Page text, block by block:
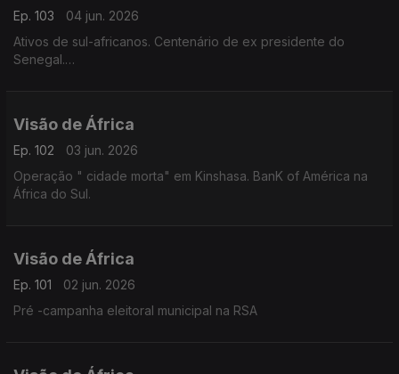
Ep. 103
04 jun. 2026
Ativos de sul-africanos. Centenário de ex presidente do
Senegal.
Visão de África
Ep. 102
03 jun. 2026
Operação " cidade morta" em Kinshasa. BanK of América na
África do Sul.
Visão de África
Ep. 101
02 jun. 2026
Pré -campanha eleitoral municipal na RSA